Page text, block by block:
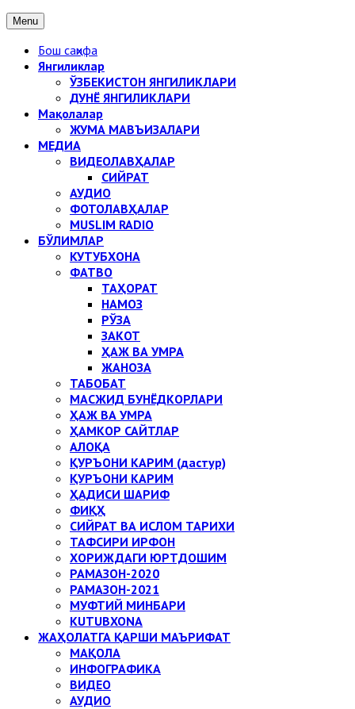
Menu
Бош саҳифа
Янгиликлар
ЎЗБЕКИСТОН ЯНГИЛИКЛАРИ
ДУНЁ ЯНГИЛИКЛАРИ
Мақолалар
ЖУМА МАВЪИЗАЛАРИ
МЕДИА
ВИДЕОЛАВҲАЛАР
СИЙРАТ
АУДИО
ФОТОЛАВҲАЛАР
MUSLIM RADIO
БЎЛИМЛАР
КУТУБХОНА
ФАТВО
ТАҲОРАТ
НАМОЗ
РЎЗА
ЗАКОТ
ҲАЖ ВА УМРА
ЖАНОЗА
ТАБОБАТ
МАСЖИД БУНЁДКОРЛАРИ
ҲАЖ ВА УМРА
ҲАМКОР САЙТЛАР
АЛОҚА
ҚУРЪОНИ КАРИМ (дастур)
ҚУРЪОНИ КАРИМ
ҲАДИСИ ШАРИФ
ФИҚҲ
СИЙРАТ ВА ИСЛОМ ТАРИХИ
ТАФСИРИ ИРФОН
ХОРИЖДАГИ ЮРТДОШИМ
РАМАЗОН-2020
РАМАЗОН-2021
МУФТИЙ МИНБАРИ
KUTUBXONA
ЖАҲОЛАТГА ҚАРШИ МАЪРИФАТ
МАҚОЛА
ИНФОГРАФИКА
ВИДЕО
АУДИО